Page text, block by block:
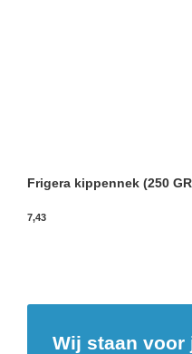
Frigera kippennek (250
7,43
Wij staan voor